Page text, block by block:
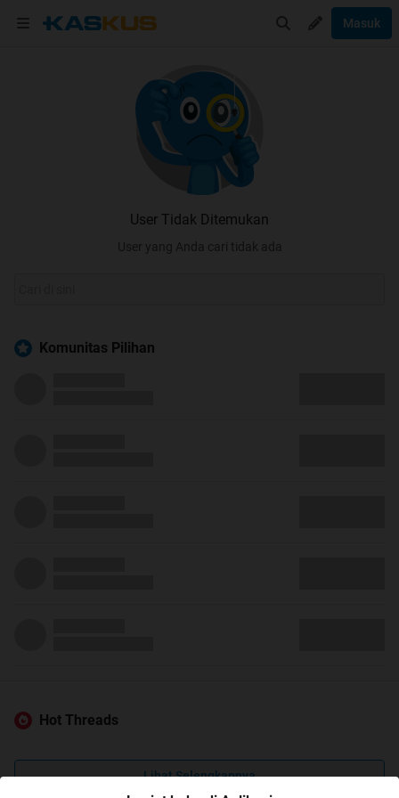
Masuk
User Tidak Ditemukan
User yang Anda cari tidak ada
Komunitas Pilihan
Hot Threads
Lihat Selengkapnya